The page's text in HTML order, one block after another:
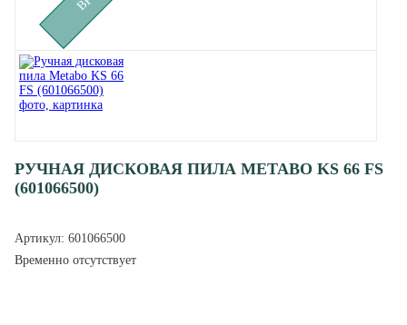
РУЧНАЯ ДИСКОВАЯ ПИЛА METABO KS 66 FS
(601066500)
Артикул: 601066500
Временно отсутствует